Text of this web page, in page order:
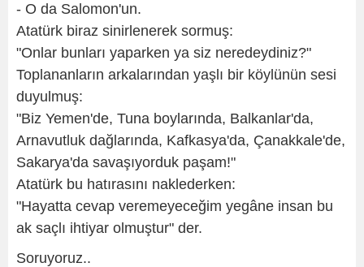
- O da Salomon'un.
Atatürk biraz sinirlenerek sormuş:
"Onlar bunları yaparken ya siz neredeydiniz?"
Toplananların arkalarından yaşlı bir köylünün sesi
duyulmuş:
"Biz Yemen'de, Tuna boylarında, Balkanlar'da,
Arnavutluk dağlarında, Kafkasya'da, Çanakkale'de,
Sakarya'da savaşıyorduk paşam!"
Atatürk bu hatırasını naklederken:
"Hayatta cevap veremeyeceğim yegâne insan bu
ak saçlı ihtiyar olmuştur" der.
Soruyoruz..